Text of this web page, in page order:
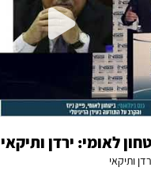
לאומי: ירדן ותיקאי
ותיקאי